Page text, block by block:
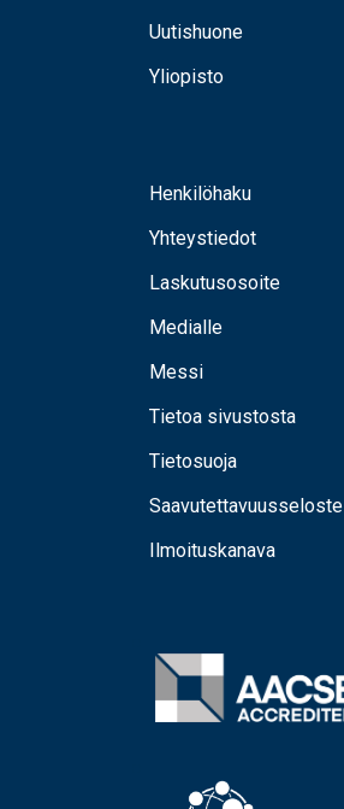
Uutishuone
Yliopisto
Henkilöhaku
Yhteystiedot
Laskutusosoite
Medialle
Messi
Tietoa sivustosta
Tietosuoja
Saavutettavuusseloste
Ilmoituskanava
Image
Image